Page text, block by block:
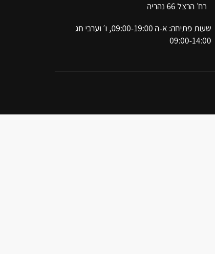
רח׳ הרצל 66 נהריה
שעות פתיחה: א-ה 09:00-19:00, ו׳ וערבי חג
09:00-14:00